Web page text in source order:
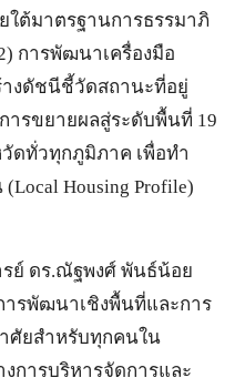
ใต้มาตรฐานการธรรมาภิ
การพัฒนาเครื่องมือ
างดัชนีชี้วัดสถานะที่อยู่
ารขยายผลสู่ระดับพื้นที่ 19
ดทั่วทุกภูมิภาค เพื่อทำ
Housing Profile)
ย์ ดร.ณัฐพงศ์ พันธ์น้อย
ารพัฒนาเชิงพื้นที่และการ
ศัยสำหรับทุกคนใน
การบริหารจัดการและ